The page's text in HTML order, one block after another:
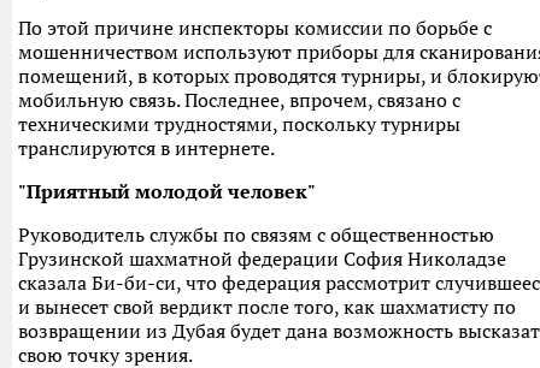
По этой причине инспекторы комиссии по борьбе с
мошенничеством используют приборы для
помещений, в которых проводятся турниры, и
мобильную связь. Последнее, впрочем, связано с
техническими трудностями, поскольку турниры
транслируются в интернете.
"Приятный молодой человек"
Руководитель службы по связям с общественностью
Грузинской шахматной федерации София Николадзе
сказала Би-би-си, что федерация рассмотрит
и вынесет свой вердикт после того, как шахматисту по
возвращении из Дубая будет дана возможность
свою точку зрения.